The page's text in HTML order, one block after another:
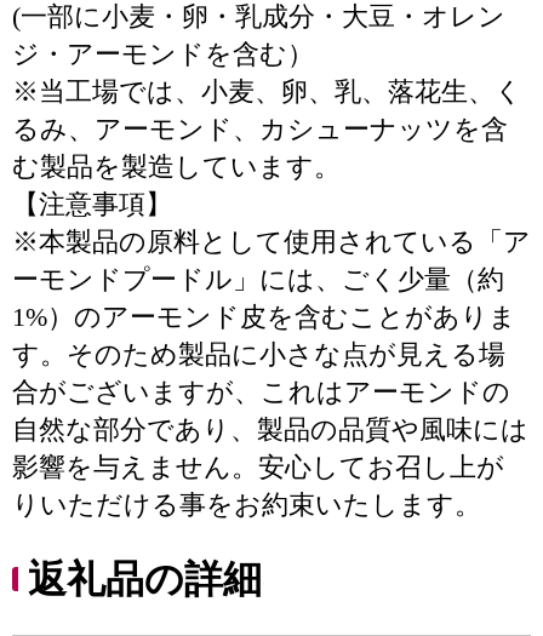
(一部に小麦・卵・乳成分・大豆・オレン
ジ・アーモンドを含む）
※当工場では、小麦、卵、乳、落花生、く
るみ、アーモンド、カシューナッツを含
む製品を製造しています。
【注意事項】
※本製品の原料として使用されている「ア
ーモンドプードル」には、ごく少量（約
1%）のアーモンド皮を含むことがありま
す。そのため製品に小さな点が見える場
合がございますが、これはアーモンドの
自然な部分であり、製品の品質や風味には
影響を与えません。安心してお召し上が
りいただける事をお約束いたします。
返礼品の詳細